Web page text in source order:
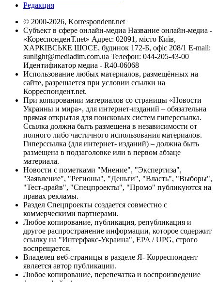
Редакция
© 2000-2026, Korrespondent.net
Субъект в сфере онлайн-медиа Название онлайн-медиа -
«КореспонденТ.net» Адрес: 02091, місто Київ,
ХАРКІВСЬКЕ ШОСЕ, будинок 172-Б, офіс 208/1 E-mail:
sunlight@mediadim.com.ua Телефон: 044-205-43-00
Идентификатор медиа - R40-06068
Использование любых материалов, размещённых на
сайте, разрешается при условии ссылки на
Корреспондент.net.
При копировании материалов со страницы «Новости
Украины и мира», для интернет-изданий – обязательна
прямая открытая для поисковых систем гиперссылка.
Ссылка должна быть размещена в независимости от
полного либо частичного использования материалов.
Гиперссылка (для интернет- изданий) – должна быть
размещена в подзаголовке или в первом абзаце
материала.
Новости с пометками "Мнение", "Экспертиза",
"Заявление", "Регионы", "Деньги", "Власть", "Выборы",
"Тест-драйв", "Спецпроекты", "Промо" публикуются на
правах рекламы.
Раздел Спецпроекты создается совместно с
коммерческими партнерами.
Любое копирование, публикация, републикация и
другое распространение информации, которое содержит
ссылку на "Интерфакс-Украина", EPA / UPG, строго
воспрещается.
Владелец веб-страницы в разделе Я- Корреспондент
является автор публикации.
Любое копирование, перепечатка и воспроизведение